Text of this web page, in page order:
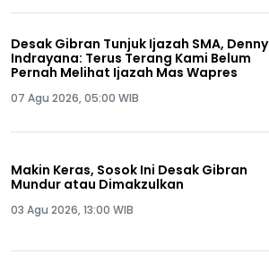
Desak Gibran Tunjuk Ijazah SMA, Denny
Indrayana: Terus Terang Kami Belum
Pernah Melihat Ijazah Mas Wapres
07 Agu 2026, 05:00 WIB
Makin Keras, Sosok Ini Desak Gibran
Mundur atau Dimakzulkan
03 Agu 2026, 13:00 WIB